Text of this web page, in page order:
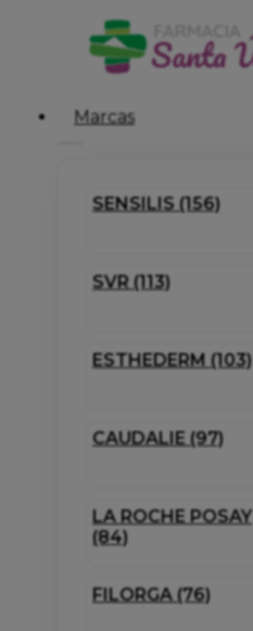
Marcas
SENSILIS (156)
SVR (113)
ESTHEDERM (103)
CAUDALIE (97)
LA ROCHE POSAY
(84)
FILORGA (76)